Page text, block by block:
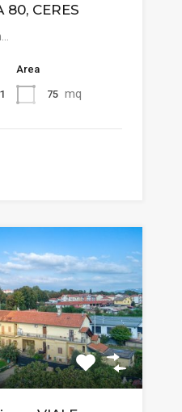
80, CERES
1
Area
75 mq